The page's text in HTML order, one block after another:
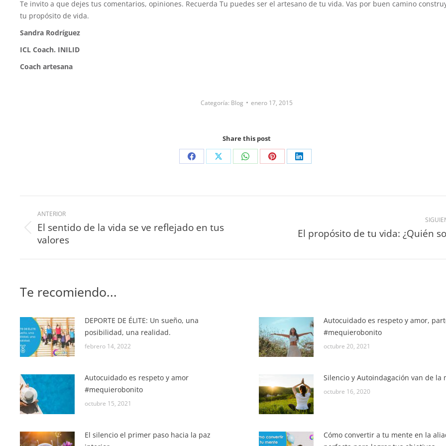
Te invito a que dejes tus comentarios, opiniones. Recuerda Tu puedes ser el artesano de tu vida. Vas por buen camino
tu propósito de vida.
Sandra Rodríguez
ICL Coach. INILID
Coach artesana
Categoría: Blog enero 17, 2015
Share this post
ANTERIOR
El sentido de la vida se ve reflejado en tus
valores
El propósito de tu vida: ¿Quién
Te recomiendo...
DEPORTE DE ÉLITE: Un sueño, una
posibilidad, una realidad.
febrero 14, 2022
Autocuidado es respeto y amor,
#mequierobonito
octubre 20, 2021
Autocuidado es respeto y amor
#mequierobonito
octubre 15, 2021
Silencio y Autoindagación van de la
octubre 16, 2020
El silencio el primer paso hacia la paz
Cómo convertir a tu mente en la